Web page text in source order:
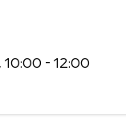
10:00 - 12:00